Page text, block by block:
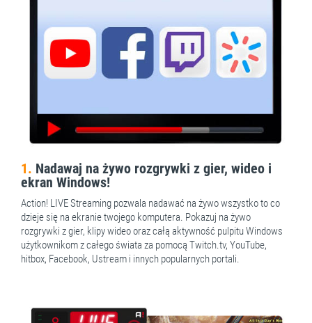
1. Nadawaj na żywo rozgrywki z gier, wideo i
ekran Windows!
Action! LIVE Streaming pozwala nadawać na żywo wszystko to co
dzieje się na ekranie twojego komputera. Pokazuj na żywo
rozgrywki z gier, klipy wideo oraz całą aktywność pulpitu Windows
użytkownikom z całego świata za pomocą Twitch.tv, YouTube,
hitbox, Facebook, Ustream i innych popularnych portali.